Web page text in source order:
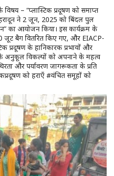
– “प्लास्टिक प्रदूषण को समाप्त
ने 2 जून, 2025 को बिंदल पुल
का आयोजन किया। इस कार्यक्रम के
जूट बैग वितरित किए गए, और EIACP-
प्रदूषण के हानिकारक प्रभावों और
अनुकूल विकल्पों को अपनाने के महत्व
और पर्यावरण जागरूकता के प्रति
को हराएँ #वंचित समूहों को